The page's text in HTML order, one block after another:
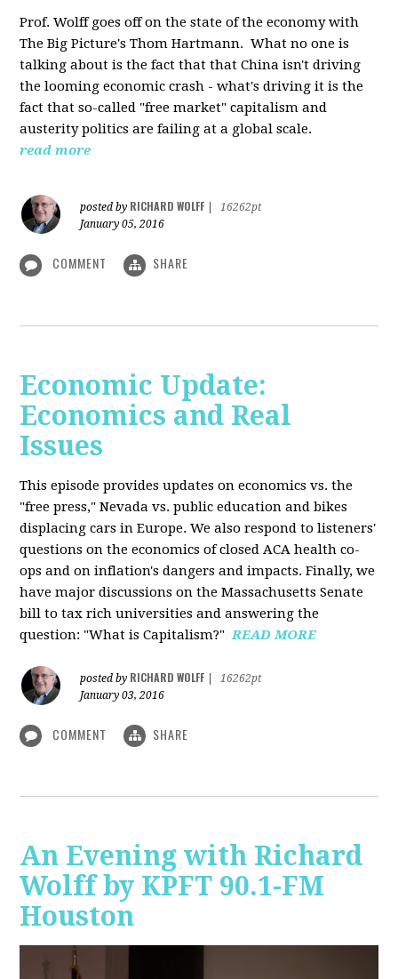
Prof. Wolff goes off on the state of the economy with
The Big Picture's Thom Hartmann. What no one is
talking about is the fact that that China isn't driving
the looming economic crash - what's driving it is the
fact that so-called "free market" capitalism and
austerity politics are failing at a global scale.
read more
posted by RICHARD WOLFF
16262pt
January 05, 2016
COMMENT SHARE
Economic Update:
Economics and Real
Issues
This episode provides updates on economics vs. the
"free press," Nevada vs. public education and bikes
displacing cars in Europe. We also respond to listeners'
questions on the economics of closed ACA health co-
ops and on inflation's dangers and impacts. Finally, we
have major discussions on the Massachusetts Senate
bill to tax rich universities and answering the
question: "What is Capitalism?"READ MORE
posted by RICHARD WOLFF
16262pt
January 03, 2016
COMMENT SHARE
An Evening with Richard
Wolff by KPFT 90.1-FM
Houston